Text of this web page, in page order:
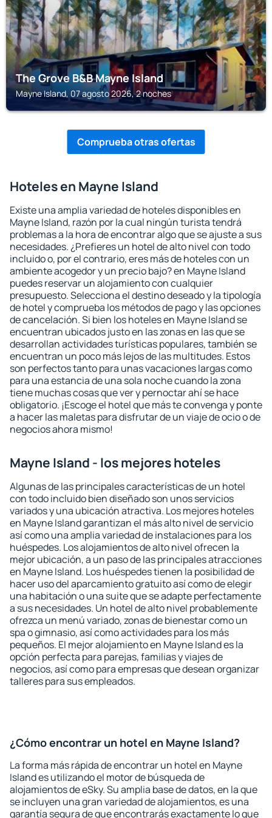
The Grove B&B Mayne Island
Mayne Island, 07 agosto 2026, 2 noches
Comprueba otras ofertas
Hoteles en Mayne Island
Existe una amplia variedad de hoteles disponibles en
Mayne Island, razón por la cual ningún turista tendrá
problemas a la hora de encontrar algo que se ajuste a sus
necesidades. ¿Prefieres un hotel de alto nivel con todo
incluido o, por el contrario, eres más de hoteles con un
ambiente acogedor y un precio bajo? en Mayne Island
puedes reservar un alojamiento con cualquier
presupuesto. Selecciona el destino deseado y la tipología
de hotel y comprueba los métodos de pago y las opciones
de cancelación. Si bien los hoteles en Mayne Island se
encuentran ubicados justo en las zonas en las que se
desarrollan actividades turísticas populares, también se
encuentran un poco más lejos de las multitudes. Estos
son perfectos tanto para unas vacaciones largas como
para una estancia de una sola noche cuando la zona
tiene muchas cosas que ver y pernoctar ahí se hace
obligatorio. ¡Escoge el hotel que más te convenga y ponte
a hacer las maletas para disfrutar de un viaje de ocio o de
negocios ahora mismo!
Mayne Island - los mejores hoteles
Algunas de las principales características de un hotel
con todo incluido bien diseñado son unos servicios
variados y una ubicación atractiva. Los mejores hoteles
en Mayne Island garantizan el más alto nivel de servicio
así como una amplia variedad de instalaciones para los
huéspedes. Los alojamientos de alto nivel ofrecen la
mejor ubicación, a un paso de las principales atracciones
en Mayne Island. Los huéspedes tienen la posibilidad de
hacer uso del aparcamiento gratuito así como de elegir
una habitación o una suite que se adapte perfectamente
a sus necesidades. Un hotel de alto nivel probablemente
ofrezca un menú variado, zonas de bienestar como un
spa o gimnasio, así como actividades para los más
pequeños. El mejor alojamiento en Mayne Island es la
opción perfecta para parejas, familias y viajes de
negocios, así como para empresas que desean organizar
talleres para sus empleados.
¿Cómo encontrar un hotel en Mayne Island?
La forma más rápida de encontrar un hotel en Mayne
Island es utilizando el motor de búsqueda de
alojamientos de eSky. Su amplia base de datos, en la que
se incluyen una gran variedad de alojamientos, es una
garantía segura de que encontrarás exactamente lo que